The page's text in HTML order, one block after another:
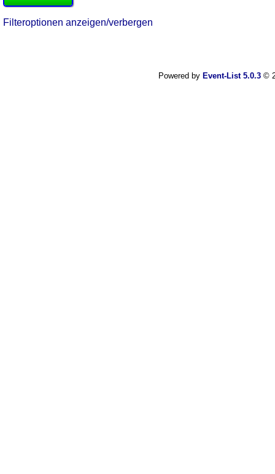
Filteroptionen anzeigen/verbergen
Powered by Event-List 5.0.3©